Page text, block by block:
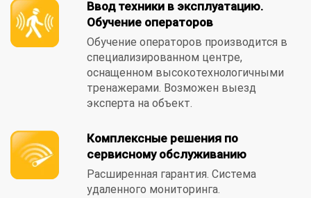
Ввод техники в эксплуатацию.
Обучение операторов
Обучение операторов производится в
специализированном центре,
оснащенном высокотехнологичными
тренажерами. Возможен выезд
эксперта на объект.
Комплексные решения по
сервисному обслуживанию
Расширенная гарантия. Система
удаленного мониторинга.